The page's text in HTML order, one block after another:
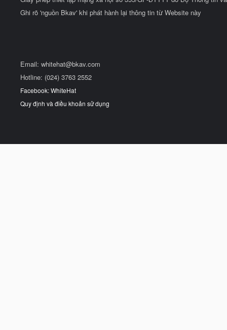
Ghi rõ 'nguồn Bkav' khi phát hành lại thông tin từ Website này
Email: whitehat@bkav.com
Hotline: (024) 3763 2552
Facebook: WhiteHat
Quy định và điều khoản sử dụng